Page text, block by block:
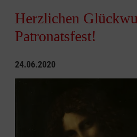
Herzlichen
Patronatsfest!
24.06.2020